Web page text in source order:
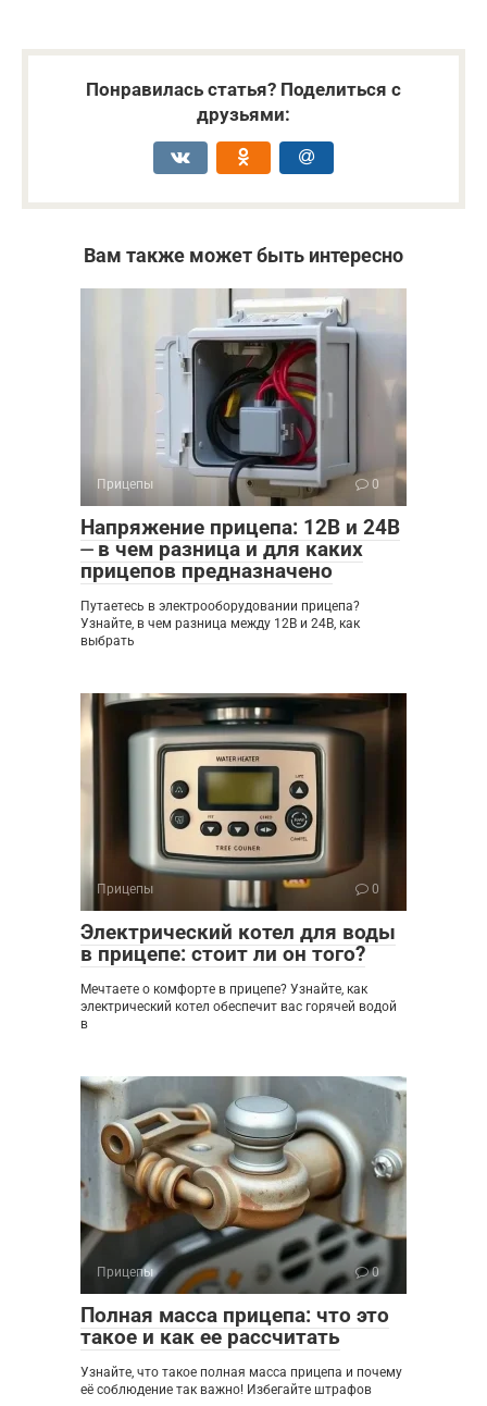
Понравилась статья? Поделиться с
друзьями:
Вам также может быть интересно
Прицепы 0
Напряжение прицепа: 12В и 24В
⏤ в чем разница и для каких
прицепов предназначено
Путаетесь в электрооборудовании прицепа?
Узнайте, в чем разница между 12В и 24В, как
выбрать
Прицепы 0
Электрический котел для воды
в прицепе: стоит ли он того?
Мечтаете о комфорте в прицепе? Узнайте, как
электрический котел обеспечит вас горячей водой
в
Прицепы 0
Полная масса прицепа: что это
такое и как ее рассчитать
Узнайте, что такое полная масса прицепа и почему
её соблюдение так важно! Избегайте штрафов